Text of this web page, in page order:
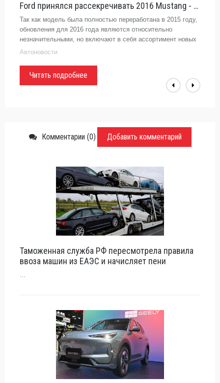
Ford принялся рассекречивать 2016 Mustang - «Авто - Новости»
Так как модель была полностью переработана в 2015 году,
обновления для 2016 года являются относительно
незначительными, но включают в себя ассортимент новых
пакетов и опций.
Автоновости
Читать подробнее
Комментарии (0) Добавить комментарий
Таможенная служба РФ пересмотрела правила
ввоза машин из ЕАЭС и начисляет пени
...